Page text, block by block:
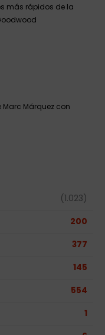
más rápidos de la
Marc Márquez con
(1.023)
200
377
145
554
1